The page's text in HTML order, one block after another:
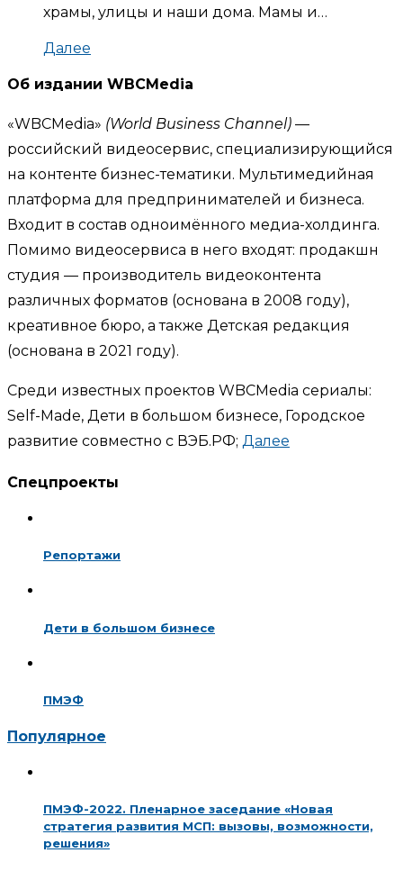
храмы, улицы и наши дома. Мамы и…
Далее
Об издании WBCMedia
«WBCMedia» (World Business Channel) —
российский видеосервис, специализирующийся
на контенте бизнес-тематики. Мультимедийная
платформа для предпринимателей и бизнеса.
Входит в состав одноимённого медиа-холдинга.
Помимо видеосервиса в него входят: продакшн
студия — производитель видеоконтента
различных форматов (основана в 2008 году),
креативное бюро, а также Детская редакция
(основана в 2021 году).
Среди известных проектов WBCMedia сериалы:
Self-Made, Дети в большом бизнесе, Городское
развитие совместно с ВЭБ.РФ; Далее
Спецпроекты
Репортажи
Дети в большом бизнесе
ПМЭФ
Популярное
ПМЭФ-2022. Пленарное заседание «Новая
стратегия развития МСП: вызовы, возможности,
решения»